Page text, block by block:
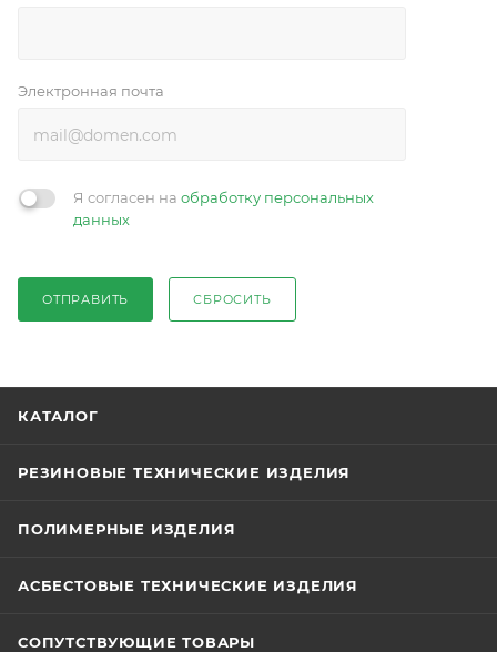
Электронная почта
Я согласен на обработку персональных
данных
ОТПРАВИТЬ СБРОСИТЬ
КАТАЛОГ
РЕЗИНОВЫЕ ТЕХНИЧЕСКИЕ ИЗДЕЛИЯ
ПОЛИМЕРНЫЕ ИЗДЕЛИЯ
АСБЕСТОВЫЕ ТЕХНИЧЕСКИЕ ИЗДЕЛИЯ
СОПУТСТВУЮЩИЕ ТОВАРЫ